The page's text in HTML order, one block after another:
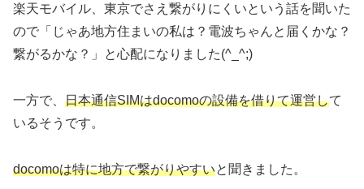
楽天モバイル、東京でさえ繋がりにくいという話を聞いた
ので「じゃあ地方住まいの私は？電波ちゃんと届くかな？
繋がるかな？」と心配になりました(^_^;)
一方で、 日本通信SIMはdocomoの設備を借りて運営して
いるそうです。
docomoは特に地方で繋がりやすいと聞きました。